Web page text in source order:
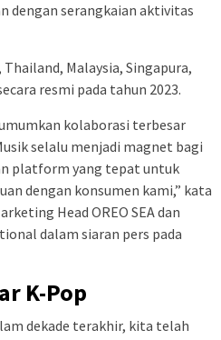
dengan serangkaian aktivitas
Malaysia, Singapura,
resmi pada tahun 2023.
kolaborasi terbesar
selalu menjadi magnet bagi
platform yang tepat untuk
dengan konsumen kami,” kata
Head OREO SEA dan
dalam siaran pers pada
K-Pop
dekade terakhir, kita telah